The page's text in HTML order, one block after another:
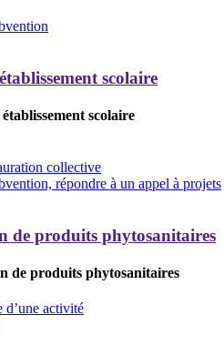
scolaire
scolaire
collective
répondre à un appel à projets
de produits phytosanitaires
de produits phytosanitaires
d’une activité